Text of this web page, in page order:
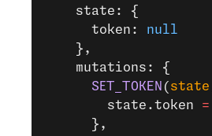
    state: {
      token:
null
    },
    mutations: {
      SET_TOKEN
( state
        state.token
=
      },